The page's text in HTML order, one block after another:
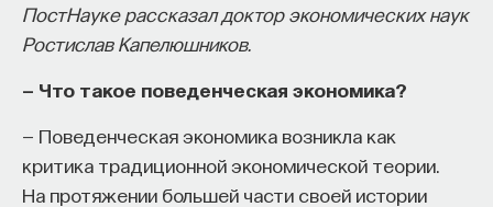
ПостНауке рассказал доктор экономических наук
Ростислав Капелюшников.
— Что такое поведенческая экономика?
— Поведенческая экономика возникла как
критика традиционной экономической теории.
На протяжении большей части своей истории